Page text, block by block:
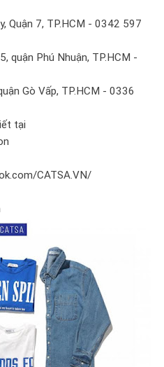
Quận 7, TP.HCM - 0342 597
quận Phú Nhuận, TP.HCM -
Gò Vấp, TP.HCM - 0336
tại
CATSA.VN/